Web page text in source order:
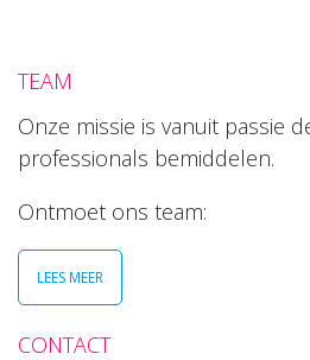
TEAM
Onze missie is vanuit passie
professionals bemiddelen.
Ontmoet ons team:
LEES MEER
CONTACT